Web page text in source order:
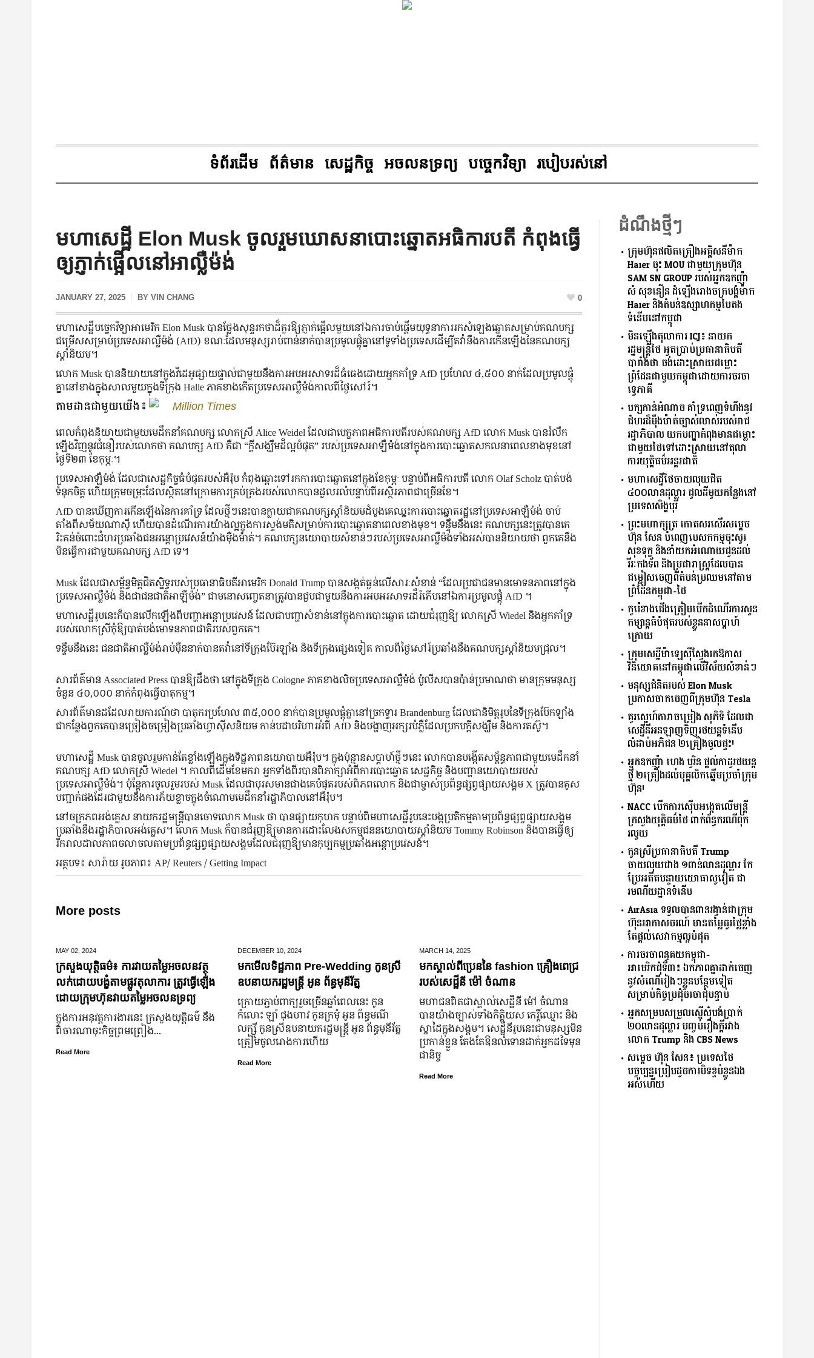
ទំព័រដើម ព័ត៌មាន សេដ្ឋកិច្ច អចលនទ្រព្យ បច្ចេកវិទ្យា របៀបរស់នៅ
មហាសេដ្ឋី Elon Musk ចូលរួមឃោសនាបោះឆ្នោតអធិការបតី កំពុងធ្វើ
ឲ្យភ្ញាក់ផ្អើលនៅអាល្លឺម៉ង់
JANUARY 27, 2025 BY VIN CHANG 0
មហាសេដ្ឋីបច្ចេកវិទ្យាអាមេរិក Elon Musk បានថ្លែងសុន្ទរកថាដ៏គួរឱ្យភ្ញាក់ផ្អើលមួយនៅឯការចាប់ផ្តើមយុទ្ធនាការរកសំឡេងឆ្នោតសម្រាប់គណបក្ស
ជម្រើសសម្រាប់ប្រទេសអាល្លឺម៉ង់ (AfD) ខណៈដែលមនុស្សរាប់ពាន់នាក់បានប្រមូលផ្តុំគ្នានៅទូទាំងប្រទេសដើម្បីតវ៉ានឹងការកើនឡើងនៃគណបក្ស
ស្តាំនិយម។
លោក Musk បាននិយាយនៅក្នុងវីដេអូផ្សាយផ្ទាល់ជាមួយនឹងការអបអរសាទរដ៏ធំធេងដោយអ្នកគាំទ្រ AfD ប្រហែល ៤,៥០០ នាក់ដែលប្រមូលផ្តុំ
គ្នានៅខាងក្នុងសាលមួយក្នុងទីក្រុង Halle ភាគខាងកើតប្រទេសអាល្លឺម៉ង់កាលពីថ្ងៃសៅរ៍។
តាមដានជាមួយយើង៖ Million Times
ពេលកំពុងនិយាយជាមួយមេដឹកនាំគណបក្ស លោកស្រី Alice Weidel ដែលជាបេក្ខភាពអធិការបតីរបស់គណបក្ស AfD លោក Musk បានរំលឹក
ឡើងវិញនូវជំនឿរបស់លោកថា គណបក្ស AfD គឺជា “ក្តីសង្ឃឹមដ៏ល្អបំផុត” របស់ប្រទេសអាឡឺម៉ង់នៅក្នុងការបោះឆ្នោតសកលនាពេលខាងមុខនៅ
ថ្ងៃទី២៣ ខែកុម្ភៈ។
ប្រទេសអាឡឺម៉ង់ ដែលជាសេដ្ឋកិច្ចធំបំផុតរបស់អឺរ៉ុប កំពុងឆ្ពោះទៅរកការបោះឆ្នោតនៅក្នុងខែកុម្ភៈ បន្ទាប់ពីអធិការបតី លោក Olaf Scholz បាត់បង់
ទំនុកចិត្ត ហើយក្រុមចម្រុះដែលស្ថិតនៅក្រោមការគ្រប់គ្រងរបស់លោកបានដួលរលំបន្ទាប់ពីអស្ថិរភាពជាច្រើនខែ។
AfD បានឃើញការកើនឡើងនៃការគាំទ្រ ដែលថ្មីៗនេះបានក្លាយជាគណបក្សស្តាំនិយមដំបូងគេឈ្នះការបោះឆ្នោតរដ្ឋនៅប្រទេសអាឡឺម៉ង់ ចាប់
តាំងពីសម័យណាស៊ី ហើយបានដំណើរការយ៉ាងល្អក្នុងការស្ទង់មតិសម្រាប់ការបោះឆ្នោតនាពេលខាងមុខ។ ទន្ទឹម​នឹង​នេះ គណបក្ស​នេះ​ត្រូវ​បាន​គេ​
រិះគន់​ចំពោះ​ជំហរ​ប្រឆាំង​ជន​អន្តោប្រវេសន៍​យ៉ាង​ម៉ឺងម៉ាត់។ គណបក្សនយោបាយសំខាន់ៗរបស់ប្រទេសអាល្លឺម៉ង់ទាំងអស់បាននិយាយថា ពួកគេនឹង
មិនធ្វើការជាមួយគណបក្ស AfD ទេ។
Musk ដែលជាសម្ព័ន្ធមិត្តជិតស្និទ្ធរបស់ប្រធានាធិបតីអាមេរិក Donald Trump បានសង្កត់ធ្ងន់លើសារៈសំខាន់ “ដែលប្រជាជនមានមោទនភាពនៅក្នុង
ប្រទេសអាល្លឺម៉ង់ និងជាជនជាតិអាឡឺម៉ង់” ជាមនោសញ្ចេតនាត្រូវបានជួបជាមួយនឹងការអបអរសាទរដ៏រំភើបនៅឯការប្រមូលផ្តុំ AfD ។
មហាសេដ្ឋីរូបនេះក៏បានលើកឡើងពីបញ្ហាអន្តោប្រវេសន៍ ដែលជាបញ្ហាសំខាន់នៅក្នុងការបោះឆ្នោត ដោយជំរុញឱ្យ លោកស្រី Wiedel និងអ្នកគាំទ្រ
របស់លោកស្រីកុំឱ្យបាត់បង់មោទនភាពជាតិរបស់ពួកគេ។
ទន្ទឹមនឹងនេះ ជនជាតិអាល្លឺម៉ង់រាប់ម៉ឺននាក់បានតវ៉ានៅទីក្រុងប៊ែរឡាំង និងទីក្រុងផ្សេងទៀត កាលពីថ្ងៃសៅរ៍ប្រឆាំងនឹងគណបក្សស្តាំនិយមជ្រុល។
សារព័ត៌មាន Associated Press បានឱ្យដឹងថា នៅក្នុងទីក្រុង Cologne ភាគខាងលិចប្រទេសអាល្លឺម៉ង់ ប៉ូលីសបានប៉ាន់ប្រមាណថា មានក្រុមមនុស្ស
ចំនួន ៤០,០០០ នាក់កំពុងធ្វើបាតុកម្ម។
សារព័ត៌មានដដែលរាយការណ៍ថា បាតុករប្រហែល ៣៥,០០០ នាក់បានប្រមូលផ្តុំគ្នានៅច្រកទ្វារ Brandenburg ដែលជានិមិត្តរូបនៃទីក្រុងប៊ែកឡាំង
ជាកន្លែងពួកគេបានច្រៀងចម្រៀងប្រឆាំងហ្វាស៊ីសនិយម កាន់បដាបរិហារអំពី AfD និងបង្ហាញអក្សរបំភ្លឺដែលប្រកបក្តីសង្ឃឹម និងការតស៊ូ។
មហាសេដ្ឋី Musk បាន​ចូល​រួម​កាន់​តែ​ខ្លាំង​ឡើង​ក្នុង​ទិដ្ឋភាព​នយោបាយ​អឺរ៉ុប។ ក្នុងប៉ុន្មានសប្តាហ៍ថ្មីៗនេះ លោកបានបង្កើតសម្ព័ន្ធភាពជាមួយមេដឹកនាំ
គណបក្ស AfD លោកស្រី Wiedel ។ កាលពីដើមខែមករា អ្នកទាំងពីរបានពិភាក្សាអំពីការបោះឆ្នោត សេដ្ឋកិច្ច និងបញ្ហានយោបាយរបស់
ប្រទេសអាល្លឺម៉ង់។ ប៉ុន្តែការចូលរួមរបស់ Musk ដែលជាបុរសមានជាងគេបំផុតរបស់ពិភពលោក និងជាម្ចាស់ប្រព័ន្ធផ្សព្វផ្សាយសង្គម X ត្រូវបានគូស
បញ្ជាក់ផងដែរជាមួយនឹងការភ័យខ្លាចក្នុងចំណោមមេដឹកនាំរដ្ឋាភិបាលនៅអឺរ៉ុប។
នៅ​ចក្រភព​អង់គ្លេស នាយក​រដ្ឋមន្ត្រី​បាន​ចោទ​លោក Musk ថា​ បាន​ផ្សាយ​កុហក បន្ទាប់​ពី​មហាសេដ្ឋី​រូប​នេះ​បង្ក​ប្រតិកម្ម​តាម​ប្រព័ន្ធ​ផ្សព្វផ្សាយ​សង្គម​
ប្រឆាំង​នឹង​រដ្ឋាភិបាល​អង់គ្លេស។ លោក Musk ក៏បានជំរុញឱ្យមានការដោះលែងសកម្មជននយោបាយស្តាំនិយម Tommy Robinson និងបានធ្វើឲ្យ
រីករាលដាលភាពចលាចលតាមប្រព័ន្ធផ្សព្វផ្សាយសង្គមដែលជំរុញឱ្យមានកុប្បកម្មប្រឆាំងអន្តោប្រវេសន៍។
អត្ថបទ៖ សារ៉ាយ រូបភាព៖ AP/ Reuters / Getting Impact
More posts
MAY 02, 2024
ក្រសួងយុត្តិធម៌៖ ការវាយតម្លៃអចលនវត្ថុ
លក់ដោយបង្ខំតាមផ្លូវតុលាការ ត្រូវធ្វើឡើង
ដោយក្រុមហ៊ុនវាយតម្លៃអចលនទ្រព្យ
ក្នុងការអនុវត្តការងារនេះ ក្រសួងយុត្តិធម៌ នឹង
ពិចារណាចុះកិច្ចព្រមព្រៀង...
Read More
DECEMBER 10, 2024
មកមើលទិដ្ឋភាព Pre-Wedding កូនស្រី
ឧបនាយករដ្ឋមន្រ្តី អូន ព័ន្ធមុនីរ័ត្ន
ក្រោយ​ភ្ជាប់​ពាក្យ​រួច​ច្រើន​ឆ្នាំ​ពេលនេះ កូន
កំលោះ ឡាំ ជុងហាវ កូនក្រមុំ អូន ព័ន្ធមណី
លក្ស្មី កូនស្រី​ឧបនាយករដ្ឋមន្ត្រី អូន ព័ន្ធមុនីរ័ត្ន
ត្រៀម​ចូល​រោងការ​ហើយ
Read More
MARCH 14, 2025
មកស្គាល់ពីប្រេននៃ​ fashion គ្រឿងពេជ្រ
របស់សេដ្ឋីនី ម៉ៅ ចំណាន
មហាជន​ពិតជា​ស្គាល់​សេដ្ឋី​នី ម៉ៅ ចំណាន
បាន​យ៉ាង​ច្បាស់​ទាំង​កិត្តិយស កេរ្តិ៍ឈ្មោះ និង​
ស្នាដៃ​ក្នុង​សង្គម។ សេដ្ឋី​នី​រូប​នេះ​ជា​មនុស្ស​មិន​
ប្រកាន់​ខ្លួន តែងតែ​ឱនលំទោន​ដាក់​អ្នក​ដទៃ​មុន​
ជានិច្ច
Read More
ដំណឹងថ្មីៗ
ក្រុមហ៊ុនផលិតគ្រឿងអគ្គិសនីម៉ាក
Haier ចុះ MOU ជាមួយក្រុមហ៊ុន
SAM SN GROUP របស់អ្នកឧកញ៉ា
សំ សុខនឿន ដំឡើងរោងចក្របង្គំម៉ាក
Haier និងតំបន់ឧស្សាហកម្មបៃតង
ទំនើបនៅកម្ពុជា
មិនឡើងតុលាការ ICJ៖ នាយក
រដ្ឋមន្រ្តីថៃ អួតប្រាប់ប្រធានាធិបតី
បារាំងថា ចង់ដោះស្រាយជម្លោះ
ព្រំដែនជាមួយកម្ពុជាដោយការចរចា
ទ្វេភាគី
បក្សកាន់អំណាច គាំទ្រពេញទំហឹងនូវ
ជំហរដ៏ម៉ឺងម៉ាត់ច្បាស់លាស់របស់រាជ
រដ្ឋាភិបាល យកបញ្ហាកំពុងមានជម្លោះ
ជាមួយថៃទៅដោះស្រាយនៅតុលា
ការយុត្តិធម៌អន្តរជាតិ
មហាសេដ្ឋីថៃចាយលុយជិត
៤០០លានដុល្លារ ជួលដីមួយកន្លែងនៅ
ប្រទេសសិង្ហបុរី
ព្រះមហាក្សត្រ កោតសរសើរសម្តេច
ហ៊ុន សែន បំពេញបេសកកម្មចុះសួរ
សុខទុក្ខ និងនាំយកអំណោយជូនដល់
រីរៈកងទ័ព និងប្រជារាស្ត្រដែលបាន
ជម្លៀសចេញពីតំបន់ប្រឈមនៅតាម
ព្រំដែនកម្ពុជា-ថៃ
កូរ៉េខាងជើងត្រៀមបើកដំណើរការសួន
កម្សាន្តធំបំផុតរបស់ខ្លួននាសប្ដាហ៍
ក្រោយ
ក្រុមសេដ្ឋីម៉ាឡេស៊ីស្វែងរកឱកាស
វិនិយោគនៅកម្ពុជាលើវិស័យសំខាន់ៗ
មនុស្សជំនិតរបស់ Elon Musk
ប្រកាសចាកចេញពីក្រុមហ៊ុន Tesla
គូរស្នេហ៍តារាចម្រៀង សុភិទិ ដែលជា
សេដ្ឋីនីអនឡាញទិញរថយន្តទំនើប
លំដាប់អភិជន ២គ្រឿងចូលផ្ទះ!
អ្នកឧកញ៉ា ហេង បូរិន ផ្តល់កាដូរថយន្ត
ថ្មី ២គ្រឿងដល់បុគ្គលិកឆ្នើមប្រចាំក្រុម
ហ៊ុន!
NACC បើកការស៊ើបអង្កេតលើមន្ត្រី
ក្រសួងយុត្តិធម៌ថៃ ពាក់ព័ន្ធករណីពុក
រលួយ
កូនស្រីប្រធានាធិបតី Trump
ចាយលុយជាង ១ពាន់លានដុល្លារ កែ
ប្រែអតីតបន្ទាយយោធាសូវៀត ជា
រមណីយដ្ឋានទំនើប
AirAsia ទទួលបានពានរង្វាន់ជាក្រុម
ហ៊ុនអាកាសចរណ៍ មានតម្លៃធូរថ្លៃខ្លាំង
តែផ្ដល់សេវាកម្មល្អបំផុត
ការចរចាពន្ធគយកម្ពុជា-
អាមេរិកជុំទី៣៖ ឯកភាពគ្នាដាក់ចេញ
នូវសំណើរៀងៗខ្លួនបន្ថែមទៀត​
សម្រាប់កិច្ចប្រជុំចរចាជុំបន្ទាប់
អ្នកសម្របសម្រួលស្នើសុំបង់ប្រាក់
២០លានដុល្លារ បញ្ចប់រឿងក្ដីរវាង
លោក Trump និង CBS News
សម្តេច ហ៊ុន សែន៖ ប្រទេស​ថៃ​
បច្ចុប្បន្នប្រៀបដូចការបិទខ្ទប់ខ្លួនឯង
អស់ហើយ